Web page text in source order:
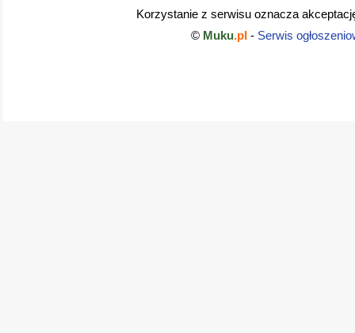
Korzystanie z serwisu oznacza
© Muku.pl- Serwis